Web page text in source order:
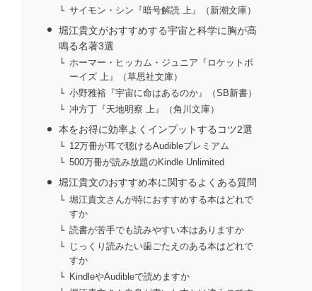
サイモン・シン『暗号解読 上』（新潮文庫）
堀江貴文がおすすめする宇宙と科学に胸が高
鳴る名著3選
ホーマー・ヒッカム・ジュニア『ロケットボ
ーイズ 上』（草思社文庫）
小野雅裕『宇宙に命はあるのか』（SB新書）
冲方丁『天地明察 上』（角川文庫）
本をお得に効率よくインプットするコツ2選
12万冊が耳で聴けるAudibleプレミアム
500万冊が読み放題のKindle Unlimited
堀江貴文のおすすめ本に関するよくある質問
堀江貴文さんが特におすすめする本はどれで
すか
読書が苦手でも読みやすい本はありますか
じっくり読みたい歯ごたえのある本はどれで
すか
KindleやAudibleで読めますか